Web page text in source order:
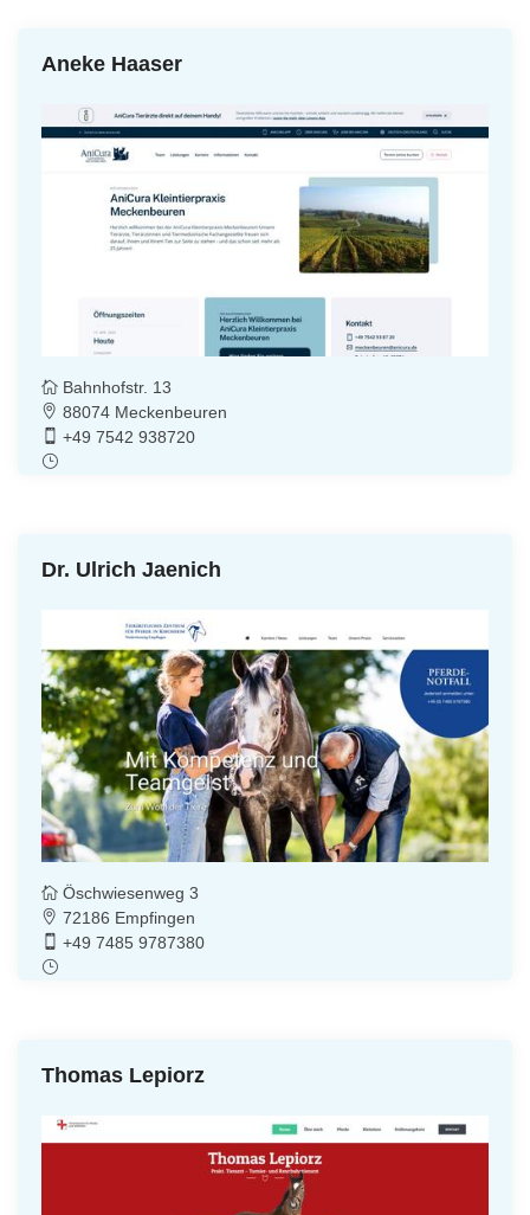
Aneke Haaser
Bahnhofstr. 13
88074 Meckenbeuren
+49 7542 938720
Dr. Ulrich Jaenich
Öschwiesenweg 3
72186 Empfingen
+49 7485 9787380
Thomas Lepiorz